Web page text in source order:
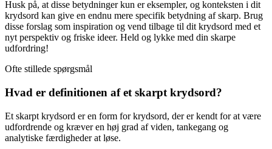
Husk på, at disse betydninger kun er eksempler, og konteksten i dit
krydsord kan give en endnu mere specifik betydning af skarp. Brug
disse forslag som inspiration og vend tilbage til dit krydsord med et
nyt perspektiv og friske ideer. Held og lykke med din skarpe
udfordring!
Ofte stillede spørgsmål
Hvad er definitionen af ​​et skarpt krydsord?
Et skarpt krydsord er en form for krydsord, der er kendt for at være
udfordrende og kræver en høj grad af viden, tankegang og
analytiske færdigheder at løse.